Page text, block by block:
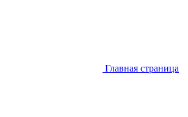
Главная страница